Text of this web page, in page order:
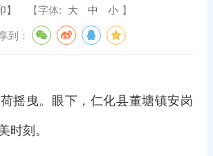
】 【字体: 大 中 小 】
到：
摇曳。眼下，仁化县董塘镇安岗
美时刻。